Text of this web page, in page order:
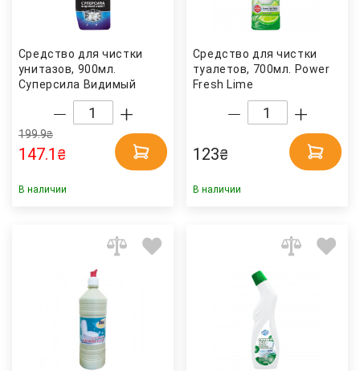
Средство для чистки
унитазов, 900мл.
Суперсила Видимый
эффект Утенок
199.9₴
147.1 ₴
В наличии
Средство для чистки
туалетов, 700мл. Power
Fresh Lime
(8720181345913)
DOMESTOS
123₴
В наличии